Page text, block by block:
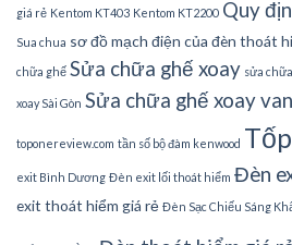
giá rẻ Kentom KT403 Kentom KT2200 Quy
Sua chua sơ đồ mạch điện của đèn thoát
chữa ghế Sửa chữa ghế xoay sửa
xoay Sài Gòn Sửa chữa ghế xoay
toponereview.com tần số bộ đàm kenwood
exit Bình Dương Đèn exit lối thoát hiểm Đèn
exit thoát hiểm giá rẻ Đèn Sạc Chiếu Sáng